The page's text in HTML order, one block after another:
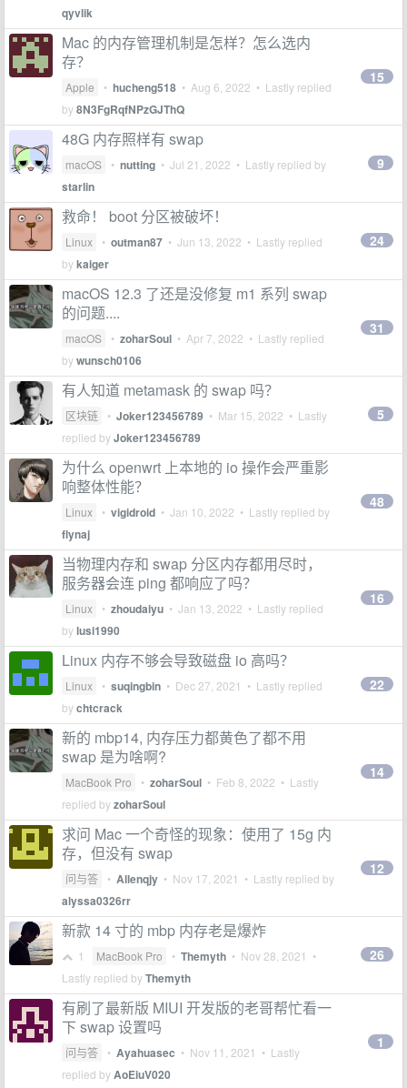
qyvlik
Mac 的内存管理机制是怎样？怎么选内
存？
Apple • hucheng518 • Aug 6, 2022 • Lastly replied
by8N3FgRqfNPzGJThQ
15
48G 内存照样有 swap
macOS • nutting • Jul 21, 2022 • Lastly replied by
starlin
9
救命！ boot 分区被破坏！
Linux • outman87 • Jun 13, 2022 • Lastly replied
bykaiger
24
macOS 12.3 了还是没修复 m1 系列 swap
的问题....
macOS • zoharSoul • Apr 7, 2022 • Lastly replied
bywunsch0106
31
有人知道 metamask 的 swap 吗？
区块链 • Joker123456789 • Mar 15, 2022 • Lastly
replied byJoker123456789
5
为什么 openwrt 上本地的 io 操作会严重影
响整体性能？
Linux • vigidroid • Jan 10, 2022 • Lastly replied by
flynaj
48
当物理内存和 swap 分区内存都用尽时，
服务器会连 ping 都响应了吗？
Linux • zhoudaiyu • Jan 13, 2022 • Lastly replied
bylusi1990
16
Linux 内存不够会导致磁盘 io 高吗？
Linux • suqingbin • Dec 27, 2021 • Lastly replied
bychtcrack
22
新的 mbp14, 内存压力都黄色了都不用
swap 是为啥啊?
MacBook Pro • zoharSoul • Feb 8, 2022 • Lastly
replied byzoharSoul
14
求问 Mac 一个奇怪的现象：使用了 15g 内
存，但没有 swap
问与答 • Allenqjy • Nov 17, 2021 • Lastly replied by
alyssa0326rr
12
新款 14 寸的 mbp 内存老是爆炸
1 MacBook Pro • Themyth • Nov 28, 2021 •
Lastly replied byThemyth
26
有刷了最新版 MIUI 开发版的老哥帮忙看一
下 swap 设置吗
问与答 • Ayahuasec • Nov 11, 2021 • Lastly
replied byAoEiuV020
1